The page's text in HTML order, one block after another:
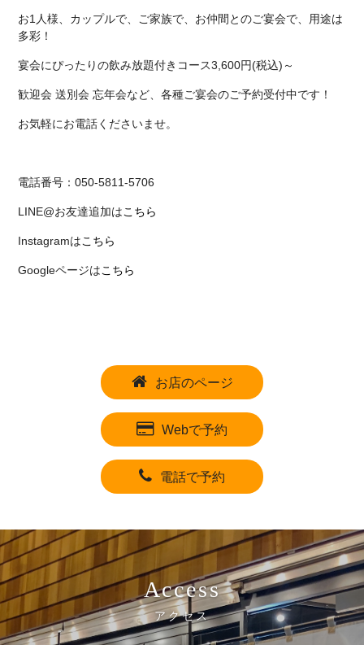
お1人様、カップルで、ご家族で、お仲間とのご宴会で、用途は
多彩！
宴会にぴったりの飲み放題付きコース3,600円(税込)～
歓迎会 送別会 忘年会など、各種ご宴会のご予約受付中です！
お気軽にお電話くださいませ。
電話番号：050-5811-5706
LINE@お友達追加はこちら
Instagramはこちら
Googleページはこちら
お店のページ
Webで予約
電話で予約
Access
アクセス